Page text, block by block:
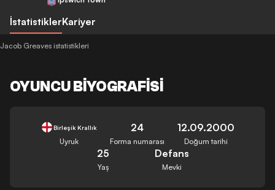
İstatistiklerKariyer
Jacob Greaves istatistikleri
OYUNCU BIYOGRAFISI
Birleşik Krallık
Uyruk
24
Forma numarası
12.09.2000
Doğum tarihi
25
Yaş
Defans
Mevki